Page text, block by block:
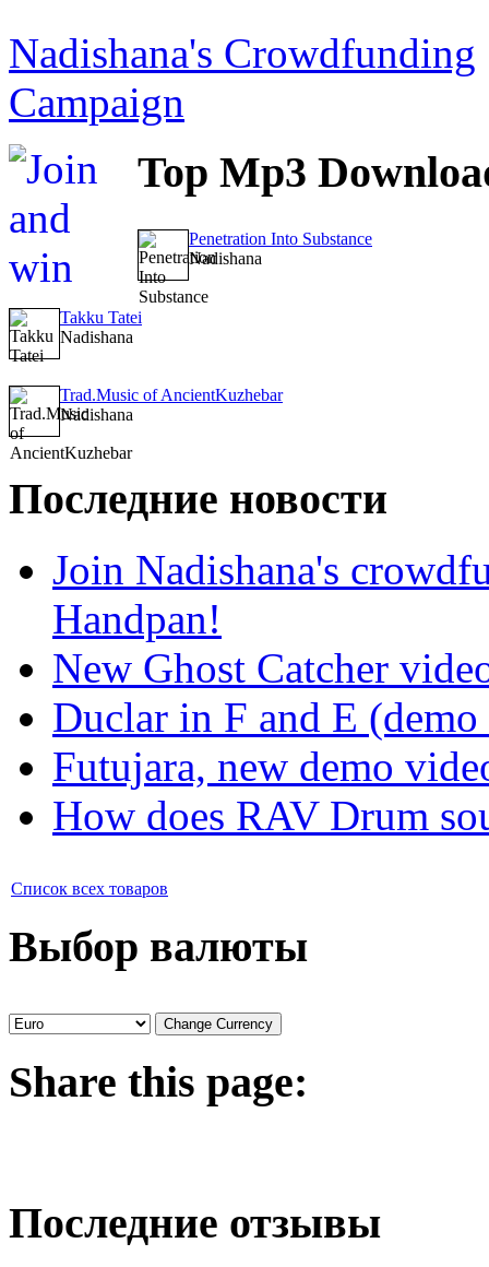
Nadishana's Crowdfunding
Campaign
Top Mp3
Penetration Into Substance
Nadishana
Takku Tatei
Nadishana
Trad.Music of AncientKuzhebar
Nadishana
Последние новости
Join Nadishana's
Handpan!
New Ghost Catcher
Duclar in F and E
Futujara, new demo
How does RAV Drum
Список всех товаров
Выбор валюты
Share this page:
Последние отзывы